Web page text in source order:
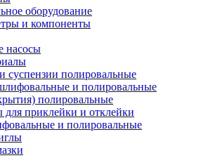
оборудование
и компоненты
насосы
суспензии полировальные
и полировальные
полировальные
для приклейки и отклейки
и полировальные